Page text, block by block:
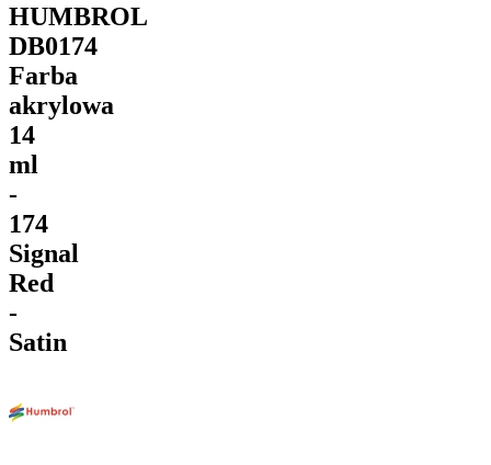
HUMBROL
DB0174
Farba
akrylowa
14
ml
-
174
Signal
Red
-
Satin